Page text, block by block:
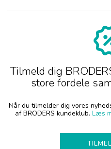
Tilmeld dig
store fordele
Når du tilmelder dig vores
af BRODERS kundeklub. Læs